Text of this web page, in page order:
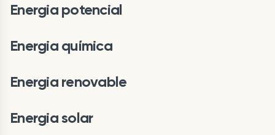
Energia potencial
Energia química
Energia renovable
Energia solar